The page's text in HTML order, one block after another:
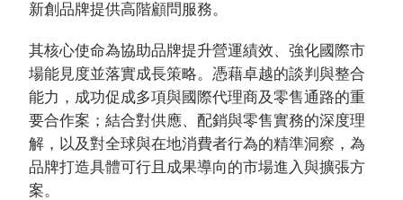
新創品牌提供高階顧問服務。
其核心使命為協助品牌提升營運績效、強化國際市
場能見度並落實成長策略。憑藉卓越的談判與整合
能力，成功促成多項與國際代理商及零售通路的重
要合作案；結合對供應、配銷與零售實務的深度理
解，以及對全球與在地消費者行為的精準洞察，為
品牌打造具體可行且成果導向的市場進入與擴張方
案。